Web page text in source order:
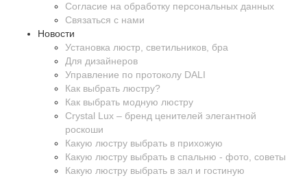
Согласие на обработку персональных данных
Связаться с нами
Новости
Установка люстр, светильников, бра
Для дизайнеров
Управление по протоколу DALI
Как выбрать люстру?
Как выбрать модную люстру
Crystal Lux – бренд ценителей элегантной
роскоши
Какую люстру выбрать в прихожую
Какую люстру выбрать в спальню - фото, советы
Какую люстру выбрать в зал и гостиную